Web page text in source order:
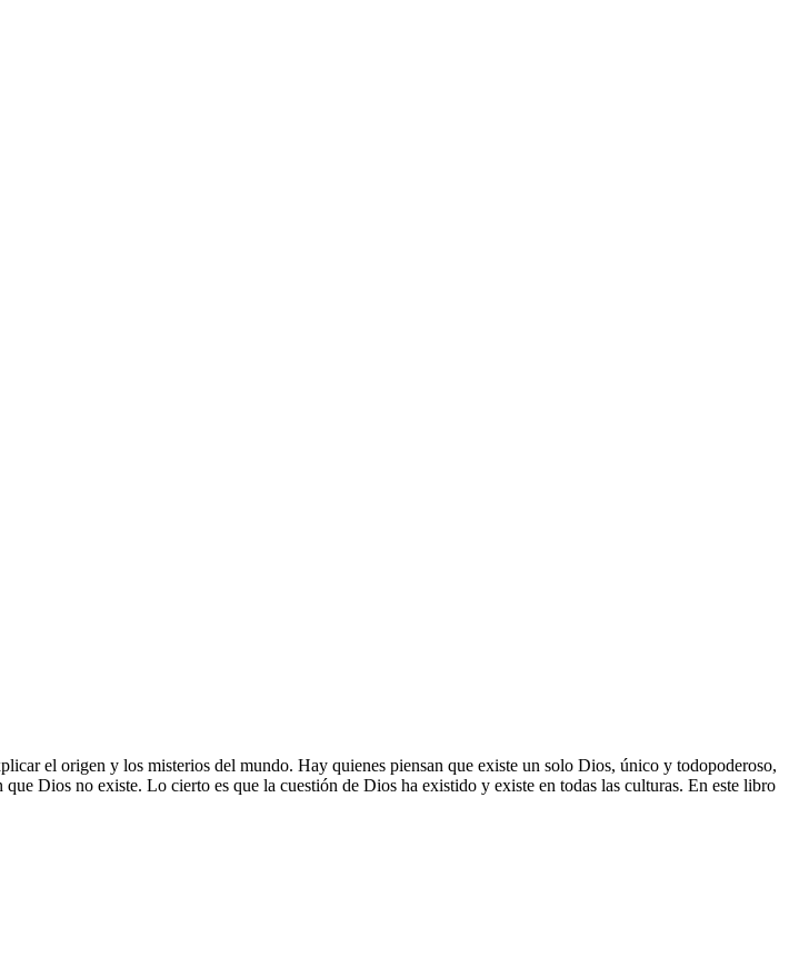
el origen y los misterios del mundo. Hay quienes piensan que existe un solo Dios, único y todopoderoso,
Dios no existe. Lo cierto es que la cuestión de Dios ha existido y existe en todas las culturas. En este libro